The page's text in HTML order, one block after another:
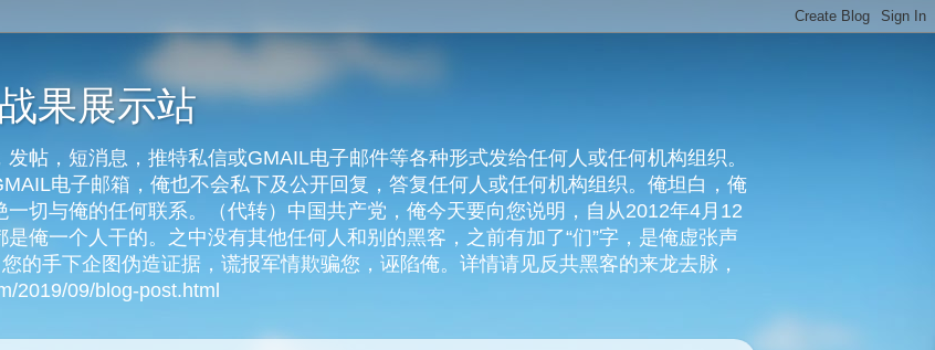
果展示站
帖，短消息，推特私信或GMAIL电子邮件等各种形式发给任何人或任何机构组织。
电子邮箱，俺也不会私下及公开回复，答复任何人或任何机构组织。俺坦白，俺
切与俺的任何联系。（代转）中国共产党，俺今天要向您说明，自从2012年4月12
俺一个人干的。之中没有其他任何人和别的黑客，之前有加了“们”字，是俺虚张声
的手下企图伪造证据，谎报军情欺骗您，诬陷俺。详情请见反共黑客的来龙去脉，
2019/09/blog-post.html